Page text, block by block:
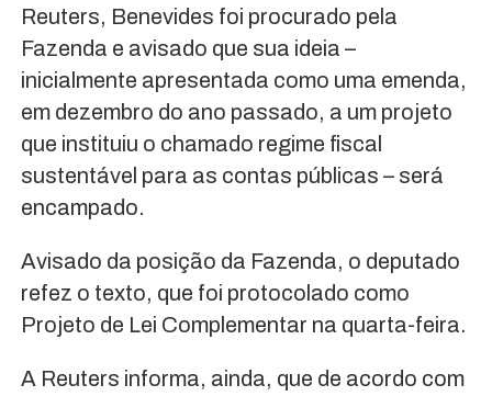
Reuters, Benevides foi procurado pela
Fazenda e avisado que sua ideia –
inicialmente apresentada como uma emenda,
em dezembro do ano passado, a um projeto
que instituiu o chamado regime fiscal
sustentável para as contas públicas – será
encampado.
Avisado da posição da Fazenda, o deputado
refez o texto, que foi protocolado como
Projeto de Lei Complementar na quarta-feira.
A Reuters informa, ainda, que de acordo com